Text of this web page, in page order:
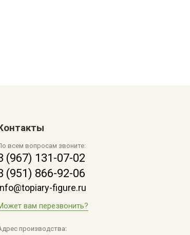
всем вопросам звоните:
(967) 131-07-02
(951) 866-92-06
figure.ru
вам перезвонить?
производства: